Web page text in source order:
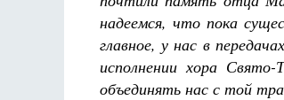
надеемся, что пока
главное, у нас в
исполнении хора
объединять нас с той